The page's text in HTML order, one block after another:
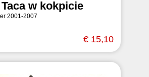
w kokpicie
2001-2007
€ 15,10